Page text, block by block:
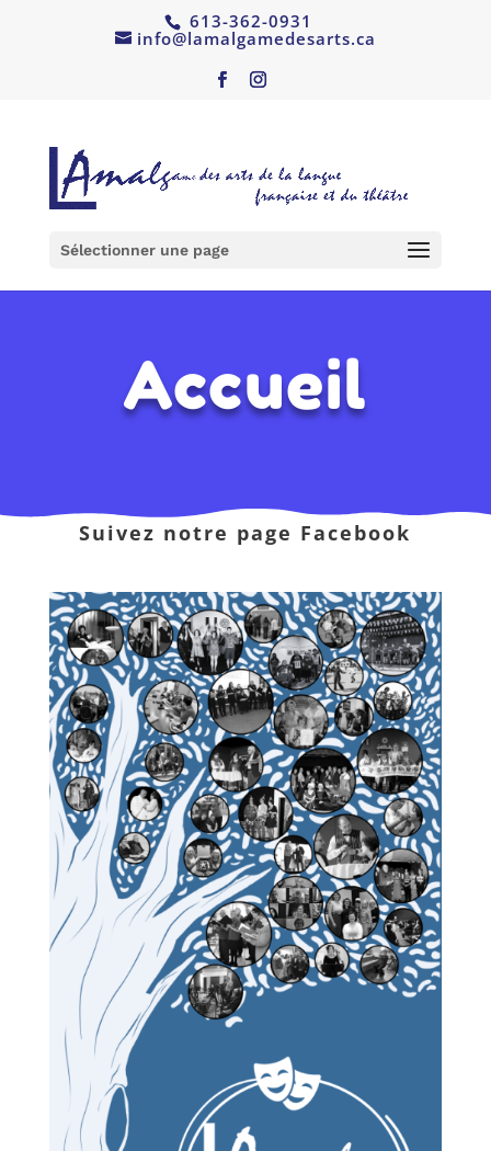
613-362-0931
info@lamalgamedesarts.ca
Sélectionner une page
Accueil
Suivez notre page Facebook